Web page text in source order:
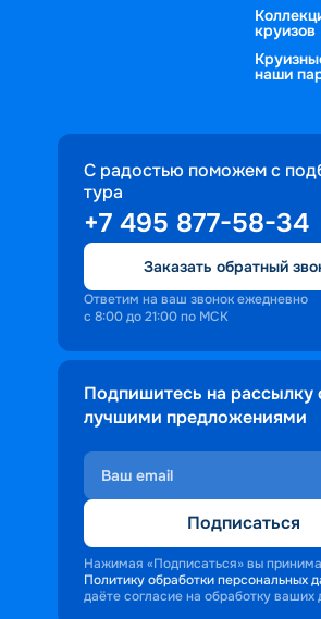
круизов
наши
С радостью поможем с
тура
+7 495 877-58-34
Заказать обратный
Ответим на ваш звонок ежедневно
с 8:00 до 21:00 по МСК
Подпишитесь на рассылку
лучшими предложениями
Подписаться
Нажимая «Подписаться» вы
Политику обработки персональных
даёте согласие на обработку ваших